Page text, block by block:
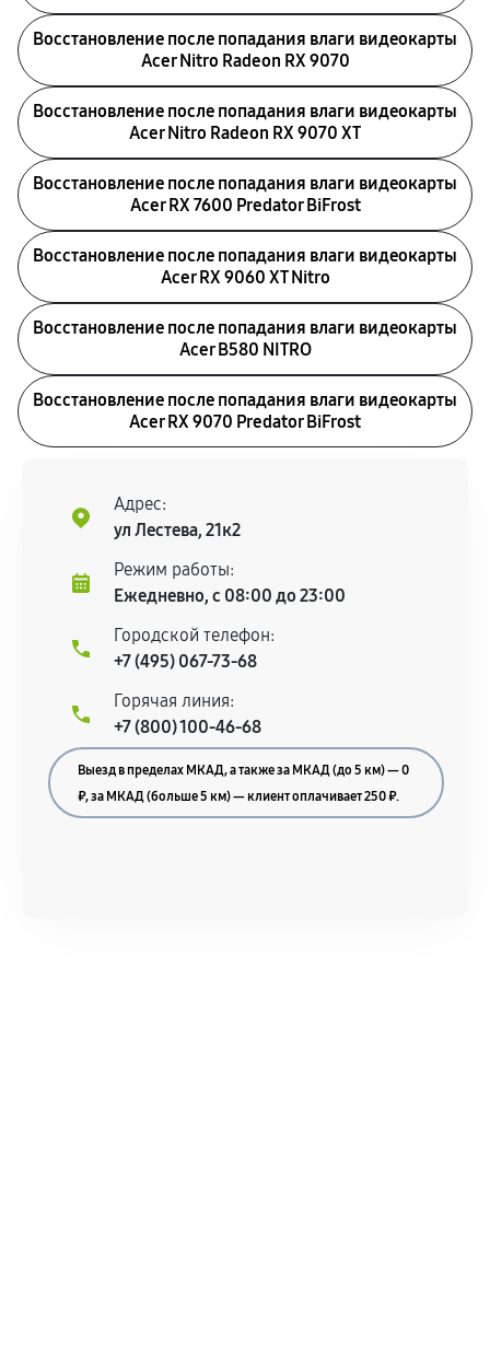
Восстановление после попадания влаги видеокарты
Acer Nitro Radeon RX 9070
Восстановление после попадания влаги видеокарты
Acer Nitro Radeon RX 9070 XT
Восстановление после попадания влаги видеокарты
Acer RX 7600 Predator BiFrost
Восстановление после попадания влаги видеокарты
Acer RX 9060 XT Nitro
Восстановление после попадания влаги видеокарты
Acer B580 NITRO
Восстановление после попадания влаги видеокарты
Acer RX 9070 Predator BiFrost
Адрес:
ул Лестева, 21к2
Режим работы:
Ежедневно, с 08:00 до 23:00
Городской телефон:
+7 (495) 067-73-68
Горячая линия:
+7 (800) 100-46-68
Выезд в пределах МКАД, а также за МКАД (до 5 км) — 0
₽, за МКАД (больше 5 км) — клиент оплачивает 250 ₽.